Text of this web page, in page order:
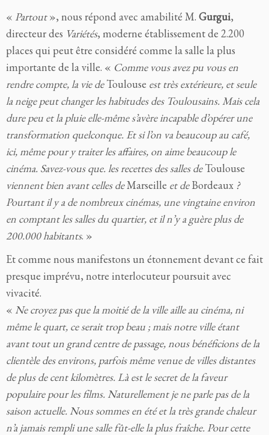
« Partout», nous répond avec amabilité M. Gurgui,
directeur des Variétés, moderne établissement de 2.200
places qui peut être considéré comme la salle la plus
importante de la ville. « Comme vous avez pu vous en
rendre compte, la vie deToulouse est très extérieure, et seule
la neige peut changer les habitudes des Toulousains. Mais cela
dure peu et la pluie elle-même s’avère incapable d’opérer une
transformation quelconque. Et si l’on va beaucoup au café,
ici, même pour y traiter les affaires, on aime beaucoup le
cinéma. Savez-vous que. les recettes des salles deToulouse
viennent bien avant celles deMarseille et deBordeaux ?
Pourtant il y a de nombreux cinémas, une vingtaine environ
en comptant les salles du quartier, et il n’y a guère plus de
200.000 habitants. »
Et comme nous manifestons un étonnement devant ce fait
presque imprévu, notre interlocuteur poursuit avec
vivacité.
« Ne croyez pas que la moitié de la ville aille au cinéma, ni
même le quart, ce serait trop beau ; mais notre ville étant
avant tout un grand centre de passage, nous bénéficions de la
clientèle des environs, parfois même venue de villes distantes
de plus de cent kilomètres. Là est le secret de la faveur
populaire pour les films. Naturellement je ne parle pas de la
saison actuelle. Nous sommes en été et la très grande chaleur
n’a jamais rempli une salle fût-elle la plus fraîche. Pour cette